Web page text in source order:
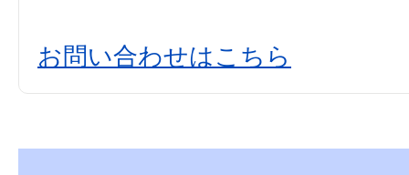
お問い合わせはこちら